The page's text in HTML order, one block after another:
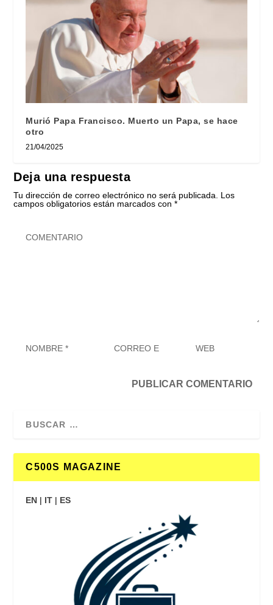
Murió Papa Francisco. Muerto un Papa, se hace
otro
21/04/2025
Deja una respuesta
Tu dirección de correo electrónico no será publicada.
Los
campos obligatorios están marcados con*
C500S MAGAZINE
EN | IT | ES